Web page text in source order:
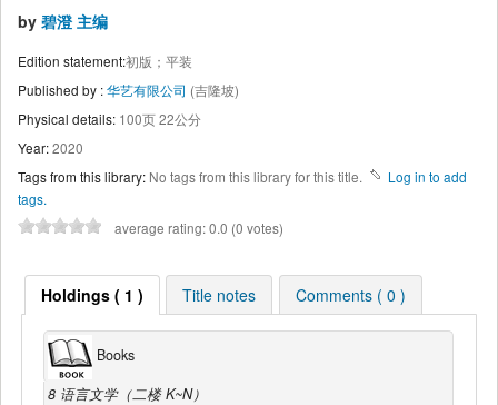
by 碧澄 主编
Edition statement:初版；平装
Published by :华艺有限公司 (吉隆坡)
Physical details: 100页 22公分
Year:2020
Tags from this library: No tags from this library for this title.
Log in to add
tags.
average rating: 0.0 (0 votes)
Holdings ( 1 ) Title notes Comments ( 0 )
Books
8 语言文学（二楼 K~N）